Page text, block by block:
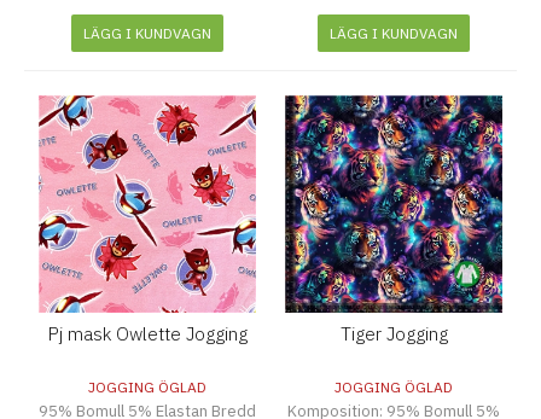
LÄGG I KUNDVAGN LÄGG I KUNDVAGN
Pj mask Owlette Jogging
JOGGING ÖGLAD
95% Bomull 5% Elastan Bredd
Tiger Jogging
JOGGING ÖGLAD
Komposition: 95% Bomull 5%